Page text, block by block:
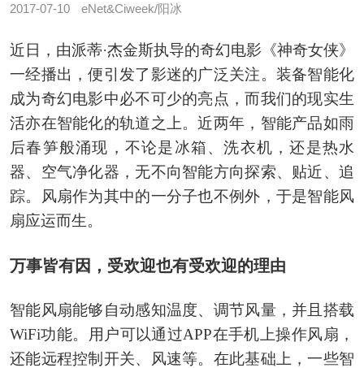
2017-07-10 eNet&Ciweek/阳冰
近日，由派蒂·杰金斯执导的奇幻电影《神奇女侠》
一经播出，便引发了影迷的广泛关注。装备智能化
成为奇幻电影中必不可少的亮点，而我们的现实生
活亦在智能化的轨道之上。近两年，智能产品如雨
后春笋般涌现，不论是冰箱、洗衣机，还是热水
器、空气净化器，无不向智能方向探索、贴近、追
踪。风扇作为其中的一分子也不例外，于是智能风
扇应运而生。
万事皆有因，受欢迎也有受欢迎的理由
智能风扇能够自动感知温度、调节风量，并且搭载
WiFi功能。用户可以通过APP在手机上操作风扇，
还能远程控制开关、风速等。在此基础上，一些智